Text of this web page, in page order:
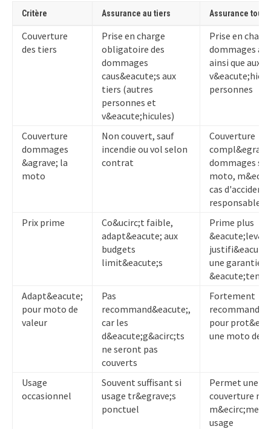
Tableau
comparatif
Critère Assurance au tiers Assurance tous
Couverture
des tiers
Prise en charge
obligatoire des
dommages
caus&eacute;s aux
tiers (autres
personnes et
v&eacute;hicules)
Prise en
dommages
ainsi que aux
personnes
Couverture
dommages
&agrave; la
moto
Non couvert, sauf
incendie ou vol selon
contrat
Couverture
dommages
moto,
cas d'accident
responsable
Prix prime
Co&ucirc;t faible,
adapt&eacute; aux
budgets
limit&eacute;s
Prime plus
une garantie
Adapt&eacute;
pour moto de
valeur
Pas
recommand&eacute;,
car les
d&eacute;g&acirc;ts
ne seront pas
couverts
Fortement
pour
une moto de
Usage
occasionnel
Souvent suffisant si
usage tr&egrave;s
ponctuel
Permet une
couverture
m&ecirc;me
usage